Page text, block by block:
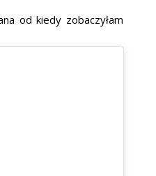
od kiedy zobaczyłam